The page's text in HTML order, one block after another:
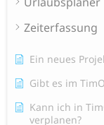
Zeiterfassung
Ein neues
Gibt es im
Kann ich in
verplanen?